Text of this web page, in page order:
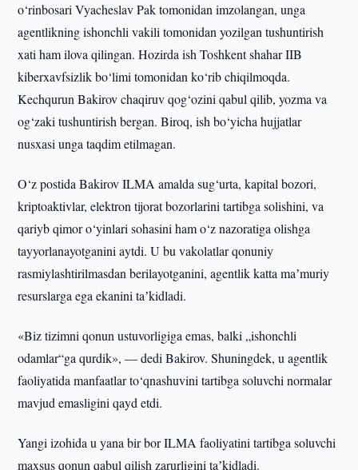
o‘rinbosari Vyacheslav Pak tomonidan imzolangan, unga
agentlikning ishonchli vakili tomonidan yozilgan tushuntirish
xati ham ilova qilingan. Hozirda ish Toshkent shahar IIB
kiberxavfsizlik bo‘limi tomonidan ko‘rib chiqilmoqda.
Kechqurun Bakirov chaqiruv qog‘ozini qabul qilib, yozma va
og‘zaki tushuntirish bergan. Biroq, ish bo‘yicha hujjatlar
nusxasi unga taqdim etilmagan.
O‘z postida Bakirov ILMA amalda sug‘urta, kapital bozori,
kriptoaktivlar, elektron tijorat bozorlarini tartibga solishini, va
qariyb qimor o‘yinlari sohasini ham o‘z nazoratiga olishga
tayyorlanayotganini aytdi. U bu vakolatlar qonuniy
rasmiylashtirilmasdan berilayotganini, agentlik katta maʼmuriy
resurslarga ega ekanini taʼkidladi.
«Biz tizimni qonun ustuvorligiga emas, balki „ishonchli
odamlar“ga qurdik», — dedi Bakirov. Shuningdek, u agentlik
faoliyatida manfaatlar to‘qnashuvini tartibga soluvchi normalar
mavjud emasligini qayd etdi.
Yangi izohida u yana bir bor ILMA faoliyatini tartibga soluvchi
maxsus qonun qabul qilish zarurligini taʼkidladi.